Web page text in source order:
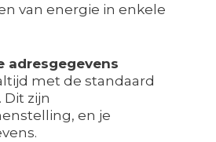
van energie in enkele
adresgegevens
met de standaard
zijn
en je